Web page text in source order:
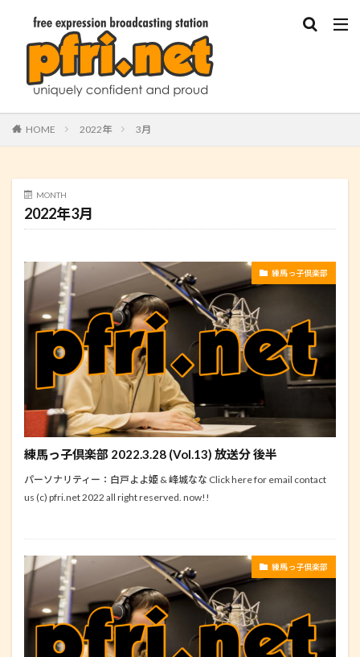
HOME 2022年 3月
MONTH
2022年3月
練馬っ子倶楽部
練馬っ子倶楽部 2022.3.28 (Vol.13) 放送分 後半
パーソナリティー：白戸よよ姫 & 峰城なな Click here for email contact
us (c) pfri.net 2022 all right reserved. now!!
練馬っ子倶楽部